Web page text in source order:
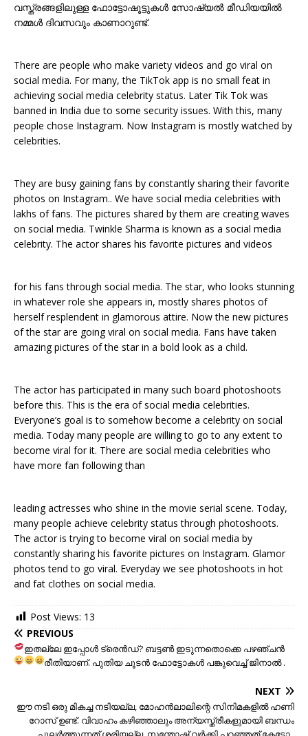
വസ്ത്രങ്ങളിലുള്ള ഫോട്ടോഷൂട്ടുകൾ സോഷ്യൽ മീഡിയയിൽ
നമ്മൾ ദിവസവും കാണാറുണ്ട്.
There are people who make variety videos and go viral on
social media. For many, the TikTok app is no small feat in
achieving social media celebrity status. Later Tik Tok was
banned in India due to some security issues. With this, many
people chose Instagram. Now Instagram is mostly watched by
celebrities.
They are busy gaining fans by constantly sharing their favorite
photos on Instagram.. We have social media celebrities with
lakhs of fans. The pictures shared by them are creating waves
on social media. Twinkle Sharma is known as a social media
celebrity. The actor shares his favorite pictures and videos
for his fans through social media. The star, who looks stunning
in whatever role she appears in, mostly shares photos of
herself resplendent in glamorous attire. Now the new pictures
of the star are going viral on social media. Fans have taken
amazing pictures of the star in a bold look as a child.
The actor has participated in many such board photoshoots
before this. This is the era of social media celebrities.
Everyone’s goal is to somehow become a celebrity on social
media. Today many people are willing to go to any extent to
become viral for it. There are social media celebrities who
have more fan following than
leading actresses who shine in the movie serial scene. Today,
many people achieve celebrity status through photoshoots.
The actor is trying to become viral on social media by
constantly sharing his favorite pictures on Instagram. Glamor
photos tend to go viral. Everyday we see photoshoots in hot
and fat clothes on social media.
Post Views: 13
PREVIOUS
ഇതല്ലേ ഇപ്പോൾ ട്രെൻഡ്? ബട്ടൺ ഇടുന്നതൊക്കെ പഴഞ്ചൻ
രീതിയാണ്. പുതിയ ചൂടൻ ഫോട്ടോകൾ പങ്കുവെച്ച് ജിനാൽ.
NEXT
ഈ നടി ഒരു മികച്ച നടിയല്ല, മോഹൻലാലിന്റെ സിനിമകളിൽ ഹണി
റോസ് ഉണ്ട്. വിവാഹം കഴിഞ്ഞാലും അന്യസ്ത്രീകളുമായി ബന്ധം